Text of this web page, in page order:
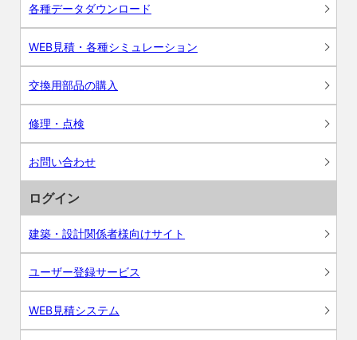
各種データダウンロード
WEB見積・各種シミュレーション
交換用部品の購入
修理・点検
お問い合わせ
ログイン
建築・設計関係者様向けサイト
ユーザー登録サービス
WEB見積システム